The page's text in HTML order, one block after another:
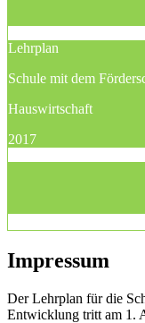
Lehrplan
Schule mit dem
Hauswirtschaft
2017
Impressum
Der Lehrplan für die
Entwicklung tritt am 1.